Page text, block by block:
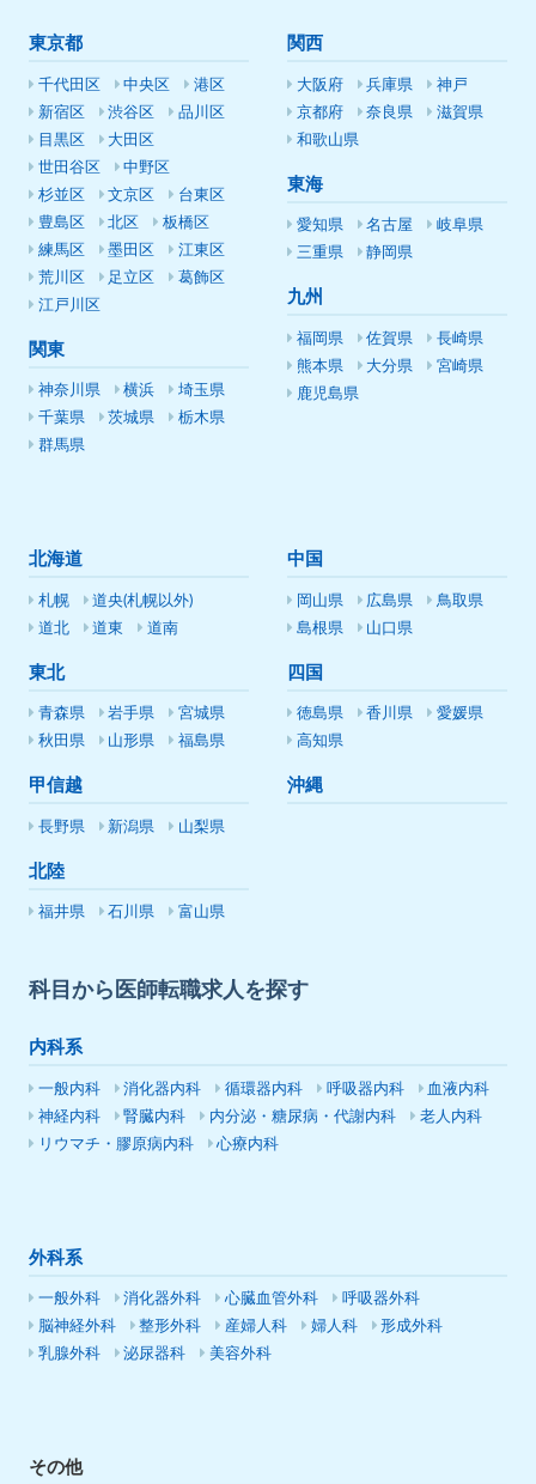
東京都
千代田区 中央区
港区
新宿区
渋谷区
品川区
目黒区
大田区
世田谷区
中野区
杉並区
文京区
台東区
豊島区
北区
板橋区
練馬区
墨田区
江東区
荒川区
足立区
葛飾区
江戸川区
関東
神奈川県 横浜
埼玉県
千葉県
茨城県
栃木県
群馬県
関西
大阪府 兵庫県
神戸
京都府
奈良県
滋賀県
和歌山県
東海
愛知県 名古屋
岐阜県
三重県
静岡県
九州
福岡県 佐賀県
長崎県
熊本県
大分県
宮崎県
鹿児島県
北海道
札幌
道央(札幌以外)
道北
道東 道南
東北
青森県 岩手県
宮城県
秋田県
山形県 福島県
甲信越
長野県 新潟県 山梨県
北陸
福井県 石川県 富山県
中国
岡山県 広島県
鳥取県
島根県
山口県
四国
徳島県 香川県
愛媛県
高知県
沖縄
科目から医師転職求人を探す
内科系
一般内科 消化器内科 循環器内科 呼吸器内科
血液内科
神経内科
腎臓内科 内分泌・糖尿病・代謝内科
老人内科
リウマチ・膠原病内科
心療内科
外科系
一般外科 消化器外科 心臓血管外科
呼吸器外科
脳神経外科
整形外科 産婦人科 婦人科
形成外科
乳腺外科
泌尿器科 美容外科
その他